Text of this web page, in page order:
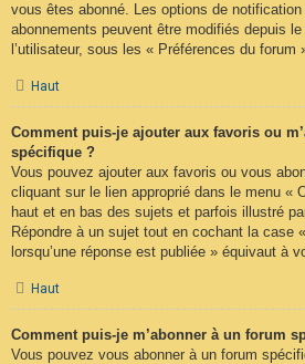
vous êtes abonné. Les options de
abonnements peuvent être modifiés depuis
l’utilisateur, sous les « Préférences du forum
Haut
Comment puis-je ajouter aux favoris ou
spécifique ?
Vous pouvez ajouter aux favoris ou vous
cliquant sur le lien approprié dans le menu «
haut et en bas des sujets et parfois illustré
Répondre à un sujet tout en cochant la case
lorsqu’une réponse est publiée » équivaut à
Haut
Comment puis-je m’abonner à un forum
Vous pouvez vous abonner à un forum